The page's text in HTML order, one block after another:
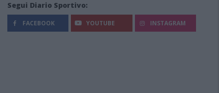
Segui Diario Sportivo:
FACEBOOK YOUTUBE INSTAGRAM